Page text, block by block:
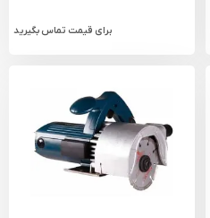
برای قیمت تماس بگیرید